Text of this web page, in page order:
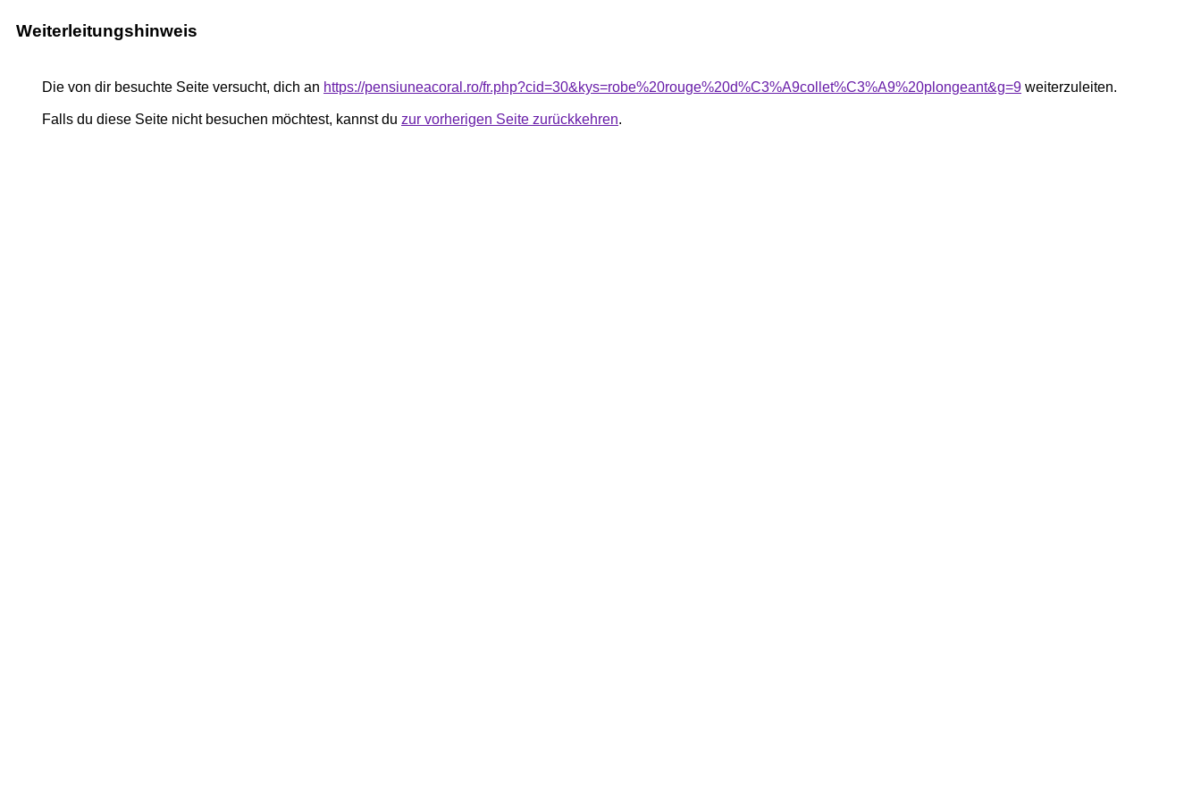
Weiterleitungshinweis
Die von dir besuchte Seite versucht, dich an https://pensiuneacoral.ro/fr.php?cid=30&kys=robe%20rouge%20d%C3%A9collet%C3%A9%20plongeant&g=9 weiterzuleiten.
Falls du diese Seite nicht besuchen möchtest, kannst du zur vorherigen Seite zurückkehren.